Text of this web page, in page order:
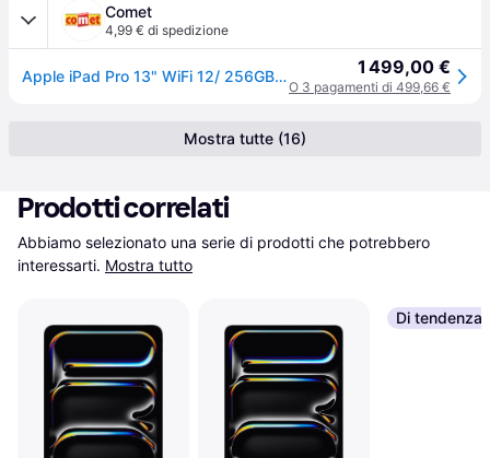
Comet
4,99 € di spedizione
Apple iPad Pro 13" WiFi 12/ 256GB Argento 1 499,00 €
O 3 pagamenti di 499,66 €
Mostra tutte (16)
Prodotti correlati
Abbiamo selezionato una serie di prodotti che potrebbero
interessarti. Mostra tutto
Di tendenza